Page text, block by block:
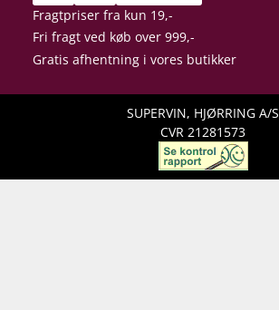
Fragtpriser fra kun 19,-
Fri fragt ved køb over 999,-
Gratis afhentning i vores butikker
SUPERVIN, HJØRRING A/S
CVR 21281573